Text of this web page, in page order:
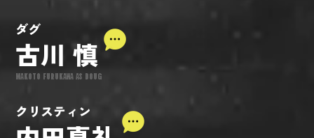
ダグ
古川 慎
MAKOTO FURUKAWA AS DOUG
クリスティン